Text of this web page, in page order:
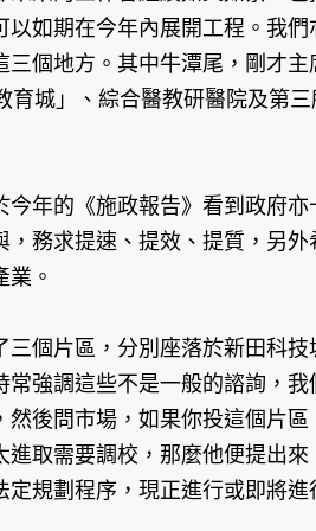
如期在今年內展開工程。我
個地方。其中牛潭尾，剛才
城」、綜合醫教研醫院及第
的《施政報告》看到政府亦
務求提速、提效、提質，另
。
片區，分別座落於新田科技
強調這些不是一般的諮詢，
後問市場，如果你投這個片
取需要調校，那麼他便提出
規劃程序，現正進行或即將進